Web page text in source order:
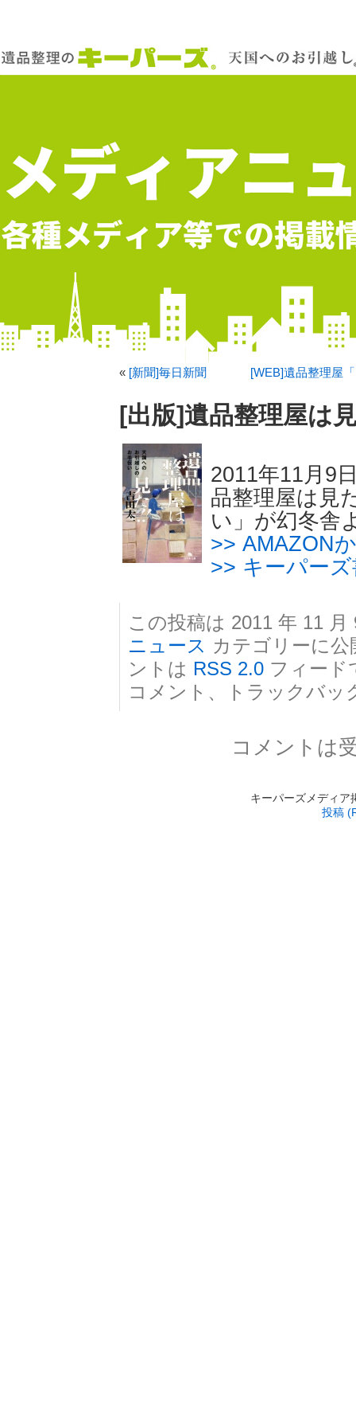
« [新聞]毎日新聞 [WEB]遺品整理屋
[出版]遺品整理屋は
2011年11月9
品整理屋は見
い」が幻冬舎
>> AMAZON
>> キーパー
この投稿は 2011 年 11
ニュース カテゴリーに
ントは RSS 2.0 フィード
コメント、トラックバッ
コメントは
キーパーズメディ
投稿